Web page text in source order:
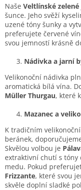
Naše Veltlínské zelené
šunce. Jeho svěží
uzené tóny šunky a
preferujete červené
svou jemností krásně
Nádivka a jarní
Velikonoční nádivka
aromatická bílá vína.
Müller Thurgau, které
Mazanec a
K tradičním
beránek,
Skvělou volbou je
extraktivní chutí s tóny
medu. Pokud
Frizzante, které svou
skvěle doplní sladké